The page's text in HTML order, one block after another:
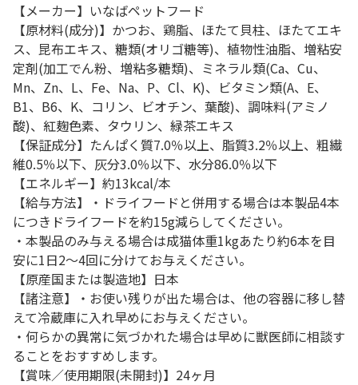
【メーカー】いなばペットフード
【原材料(成分)】かつお、鶏脂、ほたて貝柱、ほたてエキ
ス、昆布エキス、糖類(オリゴ糖等)、植物性油脂、増粘安
定剤(加工でん粉、増粘多糖類)、ミネラル類(Ca、Cu、
Mn、Zn、L、Fe、Na、P、Cl、K)、ビタミン類(A、E、
B1、B6、K、コリン、ビオチン、葉酸)、調味料(アミノ
酸)、紅麹色素、タウリン、緑茶エキス
【保証成分】たんぱく質7.0％以上、脂質3.2％以上、粗繊
維0.5％以下、灰分3.0％以下、水分86.0％以下
【エネルギー】約13kcal/本
【給与方法】・ドライフードと併用する場合は本製品4本
につきドライフードを約15g減らしてください。
・本製品のみ与える場合は成猫体重1kgあたり約6本を目
安に1日2～4回に分けてお与えください。
【原産国または製造地】日本
【諸注意】・お使い残りが出た場合は、他の容器に移し替
えて冷蔵庫に入れ早めにお与えください。
・何らかの異常に気づかれた場合は早めに獣医師に相談す
ることをおすすめします。
【賞味／使用期限(未開封)】24ヶ月